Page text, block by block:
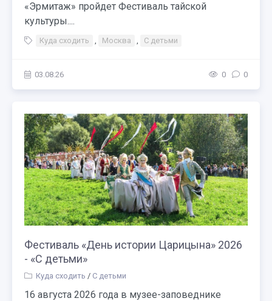
«Эрмитаж» пройдет Фестиваль тайской
культуры....
Куда сходить , Москва , С детьми
03.08.26 0 0
Фестиваль «День истории Царицына» 2026
- «С детьми»
Куда сходить / С детьми
16 августа 2026 года в музее-заповеднике